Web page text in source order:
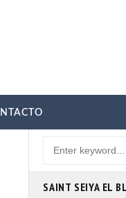
SAINT SEIYA EL